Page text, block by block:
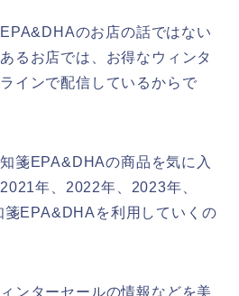
のお店の話ではない
るお店では、お得なウィンタ
インで配信しているからで
箋EPA&DHAの商品を気に入
年、2022年、2023年、
EPA&DHAを利用していくの
ンターセールの情報などを美